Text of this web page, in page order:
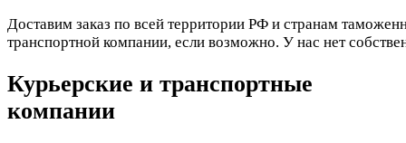
Доставим заказ по всей территории РФ и странам
транспортной компании, если возможно. У нас нет
Курьерские и транспортные
компании